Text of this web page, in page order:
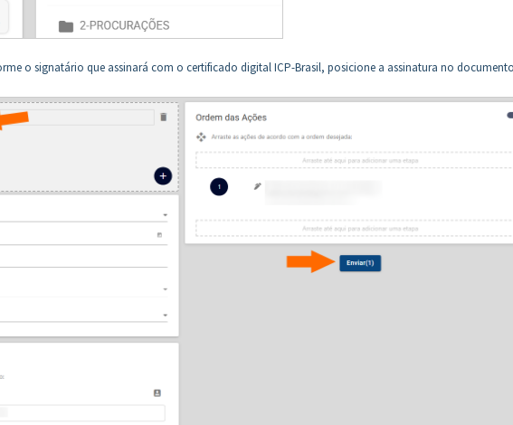
o signatário que assinará com o certificado digital ICP-Brasil, posicione a assinatura no